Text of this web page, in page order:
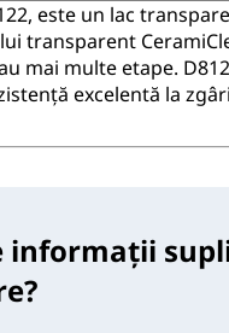
este un lac
transparent
mai multe etape.
excelentă la
informații